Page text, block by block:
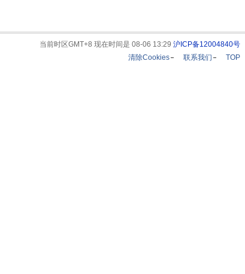
当前时区GMT+8 现在时间是 08-06 13:29 沪ICP备12004840号
清除Cookies
联系我们 TOP